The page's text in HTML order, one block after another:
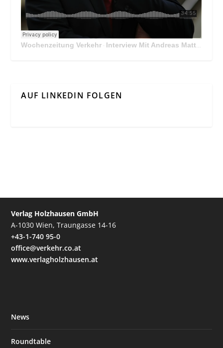
Wochenzeitung Verkehr · Interview Mit Andreas Matthä, CEO der ÖBB Holding
AUF LINKEDIN FOLGEN
Verlag Holzhausen GmbH
A-1030 Wien, Traungasse 14-16
+43-1-740 95-0
office@verkehr.co.at
www.verlagholzhausen.at
News
Roundtable